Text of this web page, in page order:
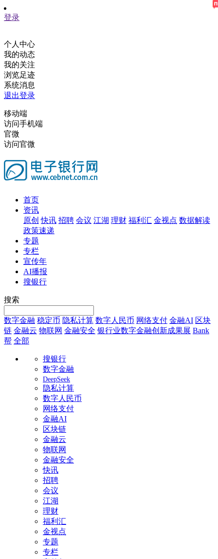
登录
个人中心
我的动态
我的关注
浏览足迹
系统消息
退出登录
移动端
访问手机端
官微
访问官微
首页
资讯
原创 快讯 招聘 会议 江湖 理财 福利汇 金视点 数据解读
政策速递
专题
专栏
宣传年
AI播报
搜银行
搜索
数字金融 稳定币 隐私计算 数字人民币 网络支付 金融AI 区块
链 金融云 物联网 金融安全 银行业数字金融创新成果展 Bank
帮 全部
搜银行
数字金融
DeepSeek
隐私计算
数字人民币
网络支付
金融AI
区块链
金融云
物联网
金融安全
快讯
招聘
会议
江湖
理财
福利汇
金视点
专题
专栏